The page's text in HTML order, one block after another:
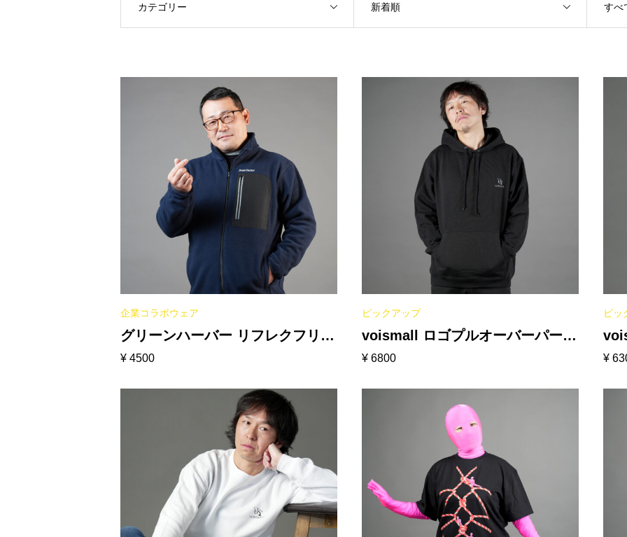
カテゴリー 新着順 すべ
企業コラボウェア
グリーンハーバー リフレクフリー
スジャケット［ネイビー］
¥ 4500
ピックアップ
voismall ロゴプルオーバーパーカ
ー［ブラック］
¥6800
ピッ
ク
¥